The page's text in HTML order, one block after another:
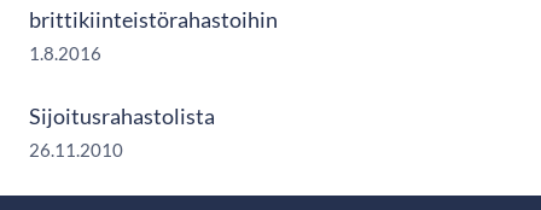
brittikiinteistörahastoihin
1.8.2016
Sijoitusrahastolista
26.11.2010